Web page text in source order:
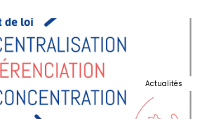
Actualités